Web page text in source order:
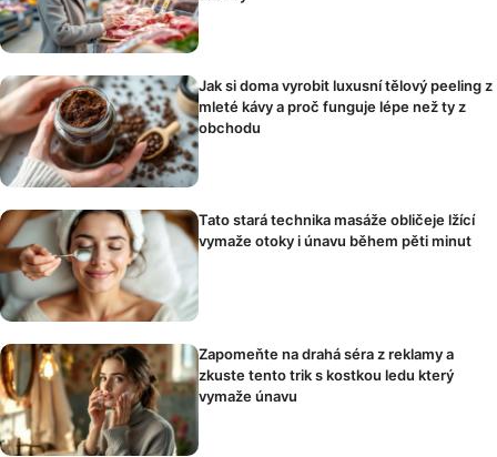
Jak si doma vyrobit luxusní tělový peeling z
mleté kávy a proč funguje lépe než ty z
obchodu
Tato stará technika masáže obličeje lžící
vymaže otoky i únavu během pěti minut
Zapomeňte na drahá séra z reklamy a
zkuste tento trik s kostkou ledu který
vymaže únavu